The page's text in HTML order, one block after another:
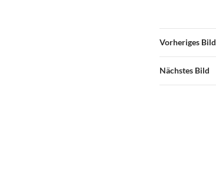
Vorheriges Bild
Nächstes Bild